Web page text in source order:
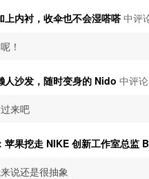
上内衬，收伞也不会湿嗒嗒 中评
！
人沙发，随时变身的 Nido 中评论
来吧
苹果挖走 NIKE 创新工作室总监
说还是很抽象